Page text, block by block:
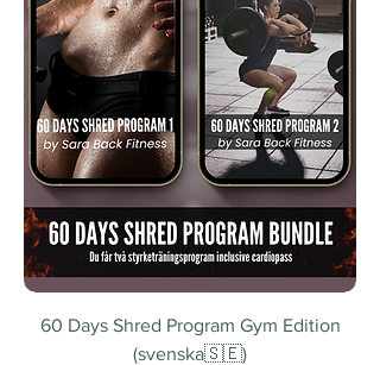
60 Days Shred Program Gym Edition
(svenska🇸🇪)